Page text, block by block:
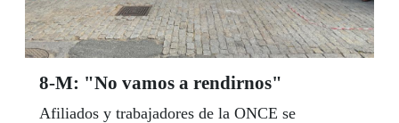
8-M: "No vamos a rendirnos"
Afiliados y trabajadores de la ONCE se